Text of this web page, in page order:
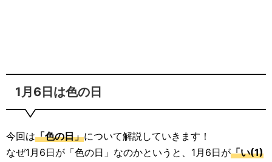
1月6日は色の日
今回は「色の日」について解説していきます！
なぜ1月6日が「色の日」なのかというと、1月6日が「い(1)